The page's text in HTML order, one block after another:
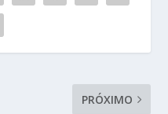
PRÓXIMO